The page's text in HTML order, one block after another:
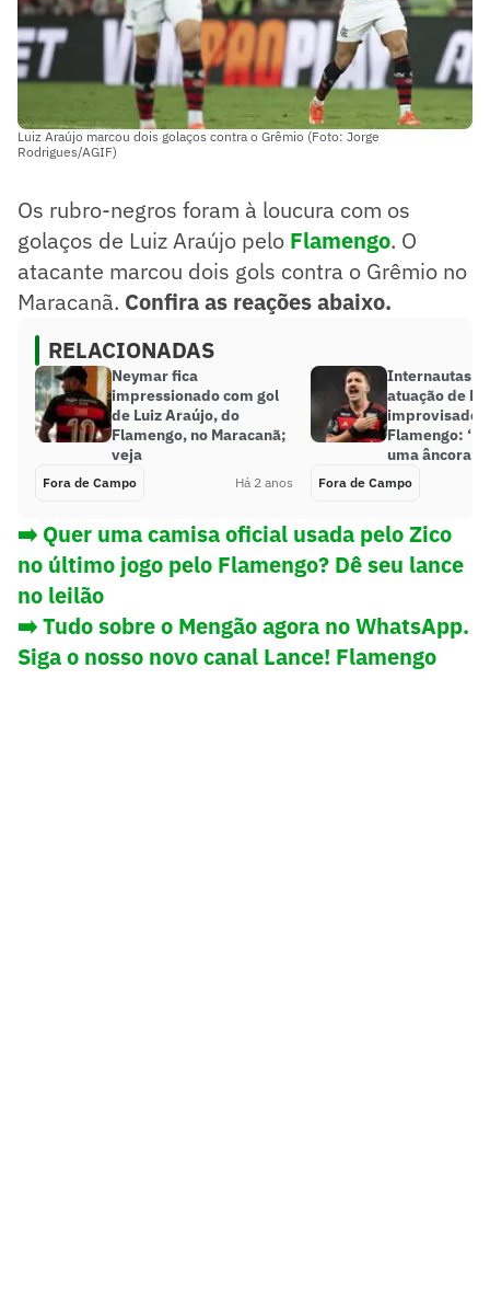
Luiz Araújo marcou dois golaços contra o Grêmio (Foto: Jorge
Rodrigues/AGIF)
Os rubro-negros foram à loucura com os
golaços de Luiz Araújo pelo Flamengo. O
atacante marcou dois gols contra o Grêmio no
Maracanã. Confira as reações abaixo.
RELACIONADAS
Neymar fica
impressionado com gol
de Luiz Araújo, do
Flamengo, no Maracanã;
veja
Fora de Campo Há 2 anos
Internautas
atuação de
improvisado
Flamengo:
uma âncora’
Fora de Campo
➡️ Quer uma camisa oficial usada pelo Zico
no último jogo pelo Flamengo? Dê seu lance
no leilão
➡️ Tudo sobre o Mengão agora no WhatsApp.
Siga o nosso novo canal Lance! Flamengo